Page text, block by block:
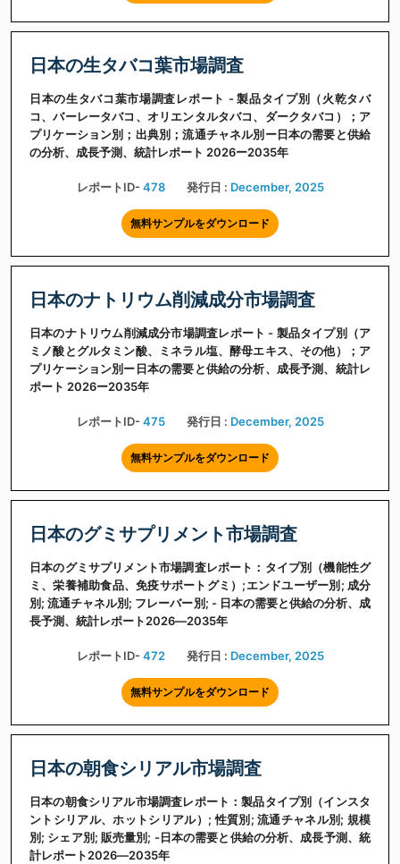
日本の生タバコ葉市場調査
日本の生タバコ葉市場調査レポート - 製品タイプ別（火乾タバ
コ、バーレータバコ、オリエンタルタバコ、ダークタバコ）；ア
プリケーション別；出典別；流通チャネル別ー日本の需要と供給
の分析、成長予測、統計レポート 2026ー2035年
レポートID-478 発行日 : December, 2025
無料サンプルをダウンロード
日本のナトリウム削減成分市場調査
日本のナトリウム削減成分市場調査レポート - 製品タイプ別（ア
ミノ酸とグルタミン酸、ミネラル塩、酵母エキス、その他）；ア
プリケーション別ー日本の需要と供給の分析、成長予測、統計レ
ポート 2026ー2035年
レポートID-475 発行日 : December, 2025
無料サンプルをダウンロード
日本のグミサプリメント市場調査
日本のグミサプリメント市場調査レポート：タイプ別（機能性グ
ミ、栄養補助食品、免疫サポートグミ）;エンドユーザー別; 成分
別; 流通チャネル別; フレーバー別; - 日本の需要と供給の分析、成
長予測、統計レポート2026―2035年
レポートID-472 発行日 : December, 2025
無料サンプルをダウンロード
日本の朝食シリアル市場調査
日本の朝食シリアル市場調査レポート：製品タイプ別（インスタ
ントシリアル、ホットシリアル）; 性質別; 流通チャネル別; 規模
別; シェア別; 販売量別; -日本の需要と供給の分析、成長予測、統
計レポート2026―2035年